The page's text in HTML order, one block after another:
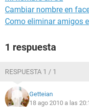
Cambiar nombre en
Como eliminar amigos
1 respuesta
RESPUESTA 1 / 1
Getteian
18 ago 2010 a las